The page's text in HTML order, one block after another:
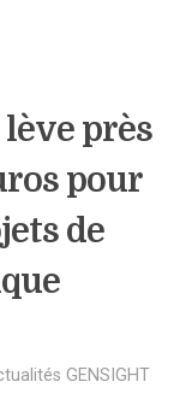
près
pour
de
GENSIGHT